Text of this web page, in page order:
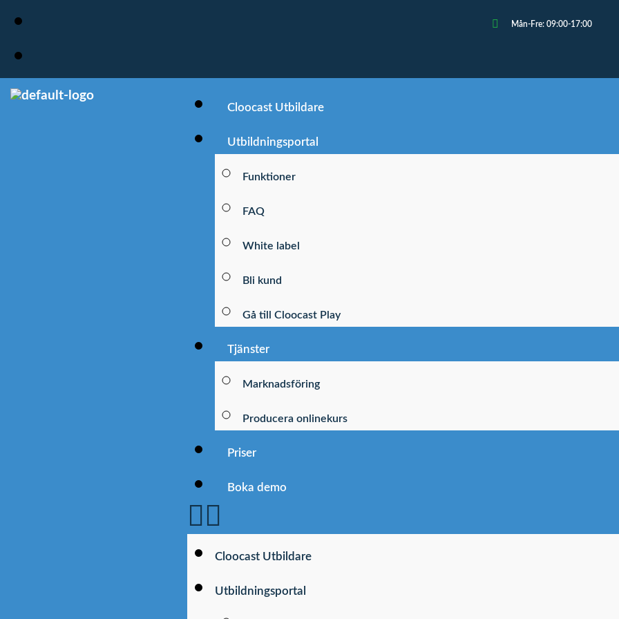
Mån-Fre: 09:00-17:00
Cloocast Utbildare
Utbildningsportal
Funktioner
FAQ
White label
Bli kund
Gå till Cloocast Play
Tjänster
Marknadsföring
Producera onlinekurs
Priser
Boka demo
Cloocast Utbildare
Utbildningsportal